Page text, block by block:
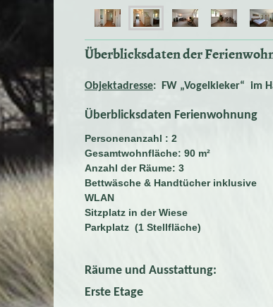
Überblicksdaten der
Objektadresse: FW „Vogelkieker“ im
Überblicksdaten Ferienwohnung
Personenanzahl : 2
Gesamtwohnfläche: 90 m²
Anzahl der Räume: 3
Bettwäsche & Handtücher inklusive
WLAN
Sitzplatz in der Wiese
Parkplatz (1 Stellfläche)
Räume und Ausstattung:
Erste Etage